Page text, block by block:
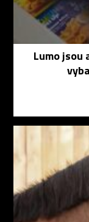
Lumo jsou